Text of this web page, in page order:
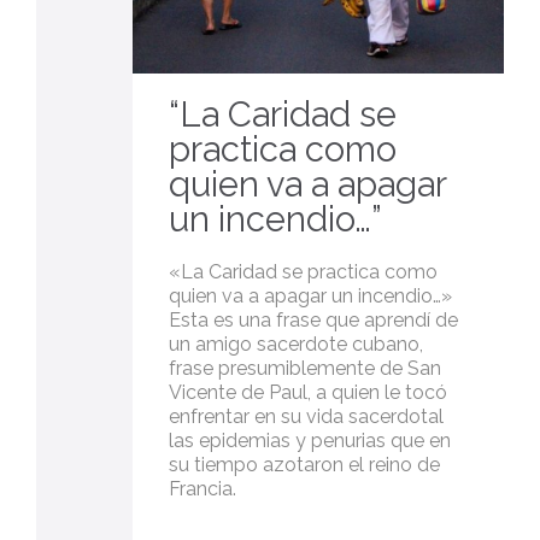
“La Caridad se
practica como
quien va a apagar
un incendio…”
«La Caridad se practica como
quien va a apagar un incendio…»
Esta es una frase que aprendí de
un amigo sacerdote cubano,
frase presumiblemente de San
Vicente de Paul, a quien le tocó
enfrentar en su vida sacerdotal
las epidemias y penurias que en
su tiempo azotaron el reino de
Francia.